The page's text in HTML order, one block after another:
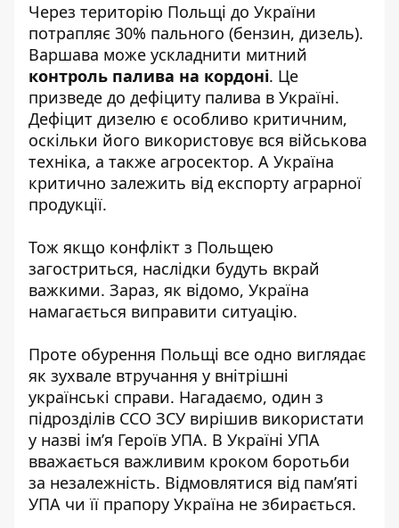
Через територію Польщі до України
потрапляє 30% пального (бензин, дизель).
Варшава може ускладнити митний
контроль палива на кордоні. Це
призведе до дефіциту палива в Україні.
Дефіцит дизелю є особливо критичним,
оскільки його використовує вся військова
техніка, а также агросектор. А Україна
критично залежить від експорту аграрної
продукції.
Тож якщо конфлікт з Польщею
загостриться, наслідки будуть вкрай
важкими. Зараз, як відомо, Україна
намагається виправити ситуацію.
Проте обурення Польщі все одно виглядає
як зухвале втручання у внітрішні
українські справи. Нагадаємо, один з
підрозділів ССО ЗСУ вирішив використати
у назві імʼя Героїв УПА. В Україні УПА
вважається важливим кроком боротьби
за незалежність. Відмовлятися від памʼяті
УПА чи її прапору Україна не збирається.